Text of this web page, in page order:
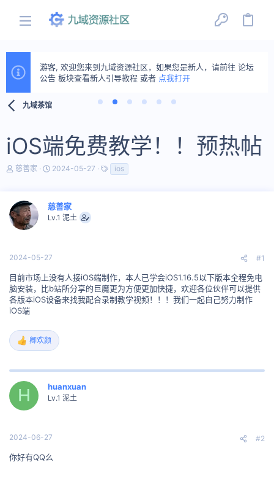
游客, 欢迎您来到九域资源社区，如果您是新人，请前往 论坛
公告 板块查看新人引导教程 或者 点我打开
九域茶馆
iOS端免费教学！！预热帖
主
人
慈善家
开
2024-05-27
标
签
ios
慈善家
Lv.1 泥土
2024-05-27 #1
目前市场上没有人接iOS端制作，本人已学会iOS1.16.5以下版本全程免电
脑安装，比b站所分享的巨魔更为方便更加快捷，欢迎各位伙伴可以提供
各版本iOS设备来找我配合录制教学视频！！！我们一起自己努力制作
iOS端
反
馈
卿欢颜
H huanxuan
Lv.1 泥土
2024-06-27 #2
你好有QQ么